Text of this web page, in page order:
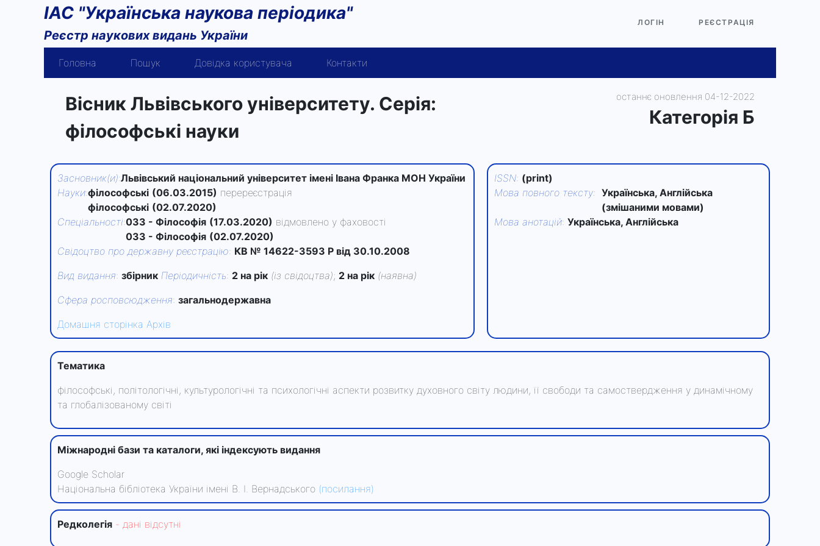
ІАС "Українська наукова періодика"
Реєстр наукових видань України
ЛОГІН РЕЄСТРАЦІЯ
Головна Пошук Довідка користувача Контакти
Вісник Львівського університету. Серія:
філософські науки
останнє оновлення 04-12-2022
Категорiя Б
Засновник(и):Львівський національний університет імені Івана Франка МОН України
Науки:філософські (06.03.2015) перереєстрація
філософські (02.07.2020)
Спеціальності:033 - Філософія (17.03.2020) відмовлено у фаховості
033 - Філософія (02.07.2020)
Свідоцтво про державну реєстрацію: КВ № 14622-3593 Р від 30.10.2008
Вид видання: збірник Періодичність: 2 на рік (із свідоцтва); 2 на рік (наявна)
Сфера росповсюдження: загальнодержавна
Домашня сторінка Архів
ISSN: (print)
Мова повного тексту: Українська, Англійська
(змішаними мовами)
Мова анотацій: Українська, Англійська
Тематика
філософські, політологічні, культурологічні та психологічні аспекти розвитку духовного світу людини, її свободи та самоствердження у динамічному
та глобалізованому світі
Міжнародні бази та каталоги, які індексують видання
Google Scholar
Національна бібліотека України імені В. І. Вернадського (посилання)
Редколегiя - данi вiдсутнi